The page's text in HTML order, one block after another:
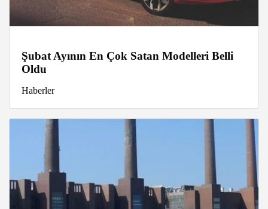
Şubat Ayının En Çok Satan Modelleri Belli
Oldu
Haberler